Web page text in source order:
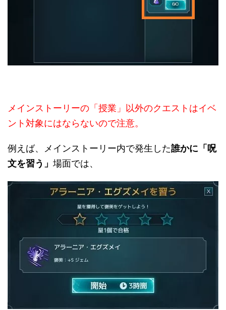
メインストーリーの「授業」以外のクエストはイベ
ント対象にはならないので注意。
例えば、メインストーリー内で発生した誰かに「呪
文を習う」 場面では、